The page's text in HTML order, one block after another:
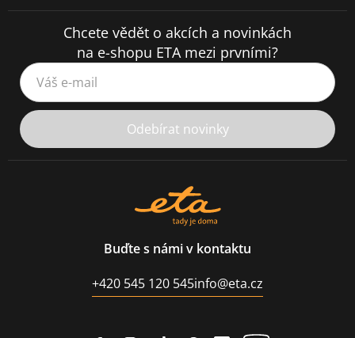
Chcete vědět o akcích a novinkách
na e-shopu ETA mezi prvními?
Váš e-mail
Odebírat novinky
Buďte s námi v kontaktu
+420 545 120 545info@eta.cz